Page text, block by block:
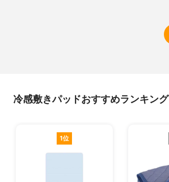
冷感敷きパッドおすすめランキング
1位